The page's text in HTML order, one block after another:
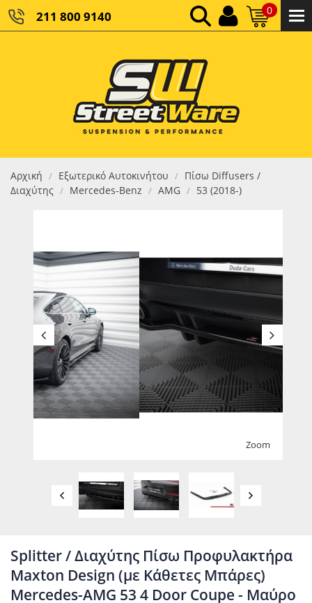
211 800 9140 0
ΚΑΘΑΡΌ ΣΎΝΟΛΟ:
ΤΕΛΙΚΌ ΣΎΝΟΛΟ:0,00 €
Αρχική / Εξωτερικό Αυτοκινήτου / Πίσω Diffusers /
Διαχύτης / Mercedes-Benz / AMG / 53 (2018-)
Zoom
Splitter / Διαχύτης Πίσω Προφυλακτήρα
Maxton Design (με Κάθετες Μπάρες)
Mercedes-AMG 53 4 Door Coupe - Μαύρο